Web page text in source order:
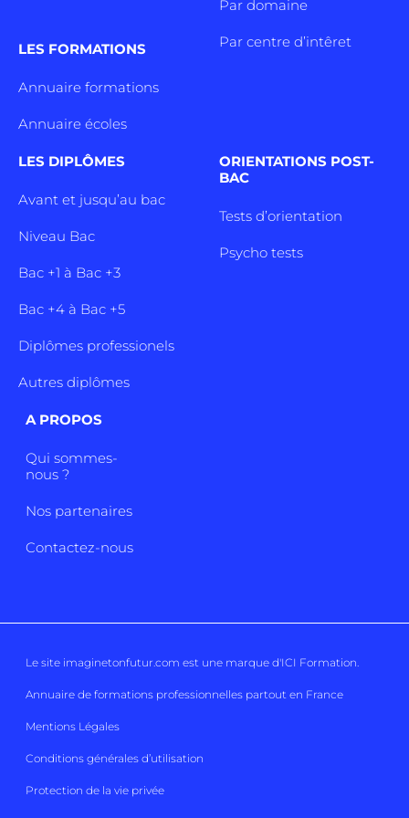
LES FORMATIONS
Annuaire formations
Annuaire écoles
Par domaine
Par centre d’intêret
LES DIPLÔMES
Avant et jusqu’au bac
Niveau Bac
Bac +1 à Bac +3
Bac +4 à Bac +5
Diplômes professionels
Autres diplômes
ORIENTATIONS POST-
BAC
Tests d’orientation
Psycho tests
A PROPOS
Qui sommes-
nous ?
Nos partenaires
Contactez-nous
Le site imaginetonfutur.com est une marque d'ICI Formation.
Annuaire de formations professionnelles partout en France
Mentions Légales
Conditions générales d’utilisation
Protection de la vie privée